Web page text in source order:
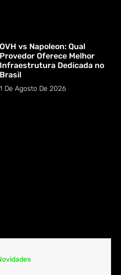
OVH vs Napoleon: Qual
Provedor Oferece Melhor
Infraestrutura Dedicada no
Brasil
1 De Agosto De 2026